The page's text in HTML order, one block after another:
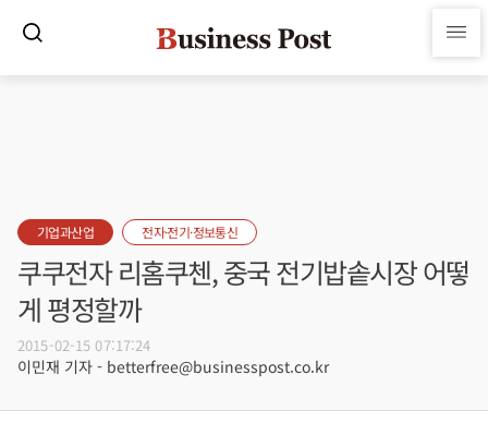
기업과산업 전자·전기·정보통신
쿠쿠전자 리홈쿠첸, 중국 전기밥솥시장 어떻
게 평정할까
2015-02-15 07:17:24
이민재 기자 - betterfree@businesspost.co.kr